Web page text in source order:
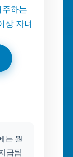
주하는
상 자녀
는 월
급됩